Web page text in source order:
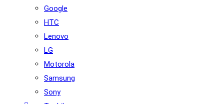
Google
HTC
Lenovo
LG
Motorola
Samsung
Sony